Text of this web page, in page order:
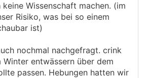
Wissenschaft machen. (im
Risiko, was bei so einem
ist)
nochmal nachgefragt. crink
Winter entwässern über dem
passen. Hebungen hatten wir